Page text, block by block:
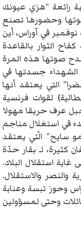
رائعة “هزي عيونك
وحضورها تصنع
في آوراس، أين
الثوار بالقاعدة
صوتها هذه المرة
الشهداء جسدتها في
التي يعتقد أنها
لقوات فرنسية
عرف حريقا مهولا
في استغلال مناجم
سايح” الّني يعتقد
كثيرة، لـ بقار حدّة
استقلال البلاد.
والنصر والاستقلال.
وحوز تبسة وعنابة
وحتى لمسؤولين